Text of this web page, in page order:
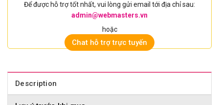
Để được hỗ trợ tốt nhất, vui lòng gửi email tới địa chỉ sau:
admin@webmasters.vn
hoặc
Chat hỗ trợ trực tuyến
Description